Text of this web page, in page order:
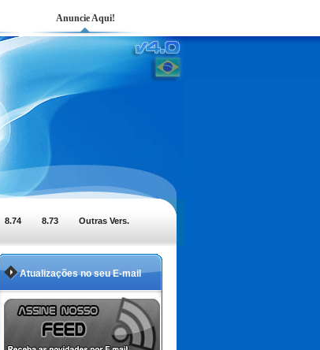
Anuncie Aqui!
8.74 8.73 Outras Vers.
Atualizações no seu E-mail